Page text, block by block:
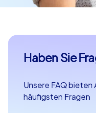
Haben Sie
Unsere FAQ
häufigsten Fragen